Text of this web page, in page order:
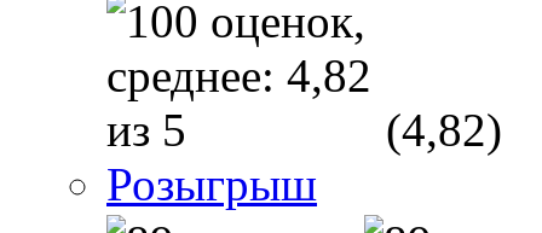
(4,82)
Розыгрыш